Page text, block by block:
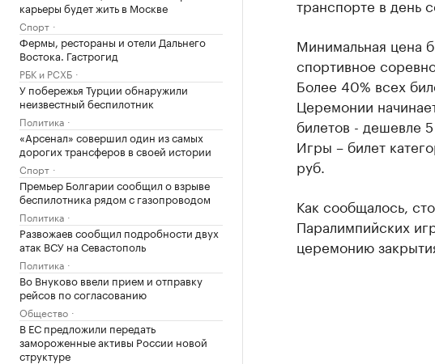
карьеры будет жить в Москве
Спорт
Фермы, рестораны и отели Дальнего
Востока. Гастрогид
РБК и РСХБ
У побережья Турции обнаружили
неизвестный беспилотник
Политика
«Арсенал» совершил один из самых
дорогих трансферов в своей истории
Спорт
Премьер Болгарии сообщил о взрыве
беспилотника рядом с газопроводом
Политика
Развожаев сообщил подробности двух
атак ВСУ на Севастополь
Политика
Во Внуково ввели прием и отправку
рейсов по согласованию
Общество
В ЕС предложили передать
замороженные активы России новой
структуре
транспорте в день
Минимальная цена
спортивное
Более 40% всех
Церемонии
билетов - дешевле
Игры – билет
руб.
Как сообщалось,
Паралимпийских
церемонию